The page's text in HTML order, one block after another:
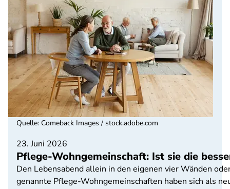
23. Juni 2026
Pflege-Wohngemeinschaft: Ist sie die
Den Lebensabend allein in den eigenen vier Wänden
genannte Pflege-Wohngemeinschaften haben sich als
Quelle: Comeback Images / stock.adobe.com